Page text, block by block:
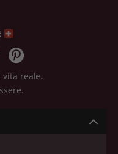
vita reale.